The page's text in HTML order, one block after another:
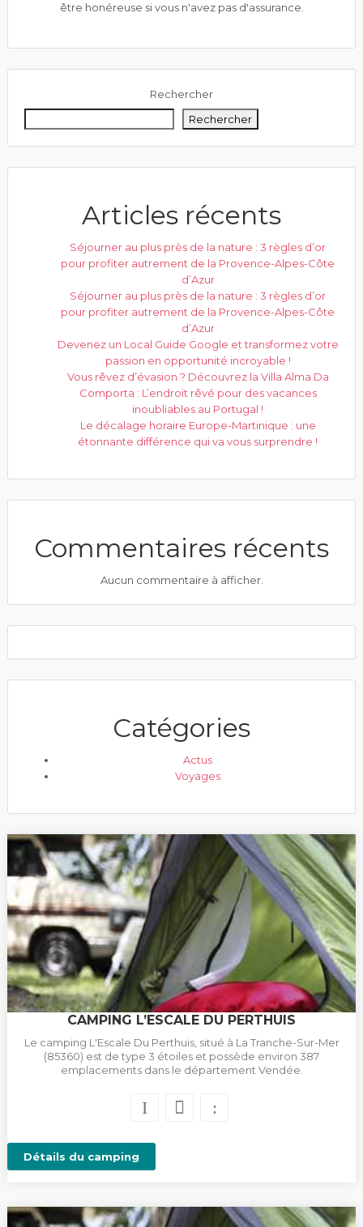
être honéreuse si vous n'avez pas d'assurance.
Rechercher
Rechercher
Articles récents
Séjourner au plus près de la nature : 3 règles d’or
pour profiter autrement de la Provence-Alpes-Côte
d’Azur
Séjourner au plus près de la nature : 3 règles d’or
pour profiter autrement de la Provence-Alpes-Côte
d’Azur
Devenez un Local Guide Google et transformez votre
passion en opportunité incroyable !
Vous rêvez d’évasion ? Découvrez la Villa Alma Da
Comporta : L’endroit rêvé pour des vacances
inoubliables au Portugal !
Le décalage horaire Europe-Martinique : une
étonnante différence qui va vous surprendre !
Commentaires récents
Aucun commentaire à afficher.
Catégories
Actus
Voyages
CAMPING L’ESCALE DU PERTHUIS
Le camping L'Escale Du Perthuis, situé à La Tranche-Sur-Mer
(85360) est de type 3 étoiles et possède environ 387
emplacements dans le département Vendée.
Détails du camping